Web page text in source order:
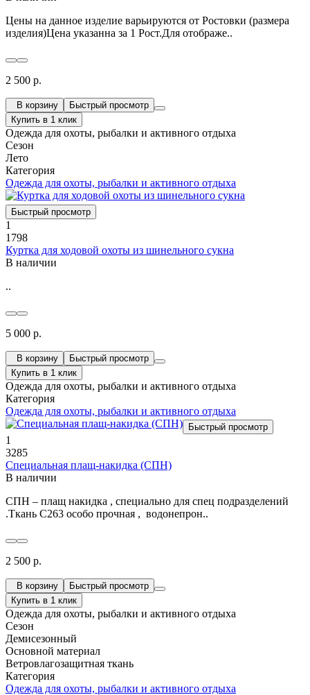
Цены на данное изделие варьируются от Ростовки (размера
изделия)Цена указанна за 1 Рост.Для отображе..
2 500 р.
В корзину
Быстрый просмотр
Купить в 1 клик
Одежда для охоты, рыбалки и активного отдыха
Сезон
Лето
Категория
Одежда для охоты, рыбалки и активного отдыха
Быстрый просмотр
1
1798
Куртка для ходовой охоты из шинельного сукна
В наличии
..
5 000 р.
В корзину
Быстрый просмотр
Купить в 1 клик
Одежда для охоты, рыбалки и активного отдыха
Категория
Одежда для охоты, рыбалки и активного отдыха
Быстрый просмотр
1
3285
Специальная плащ-накидка (СПН)
В наличии
СПН – плащ накидка , специально для спец подразделений
.Ткань С263 особо прочная , водонепрон..
2 500 р.
В корзину
Быстрый просмотр
Купить в 1 клик
Одежда для охоты, рыбалки и активного отдыха
Сезон
Демисезонный
Основной материал
Ветровлагозащитная ткань
Категория
Одежда для охоты, рыбалки и активного отдыха